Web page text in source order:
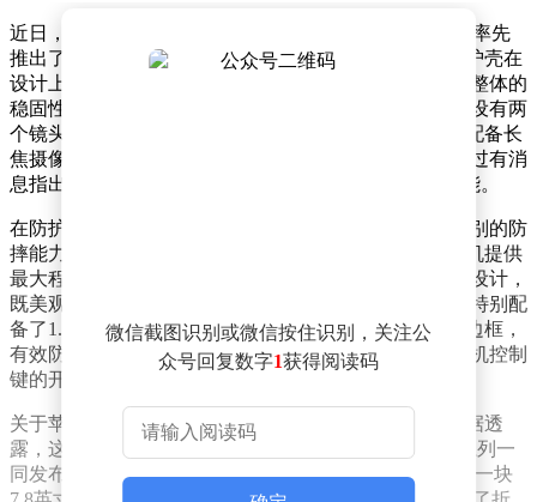
近日，配件市场传来新动态，知名配件制造商iFunSmart率先
推出了一款专为苹果折叠iPhone设计的保护壳。这款保护壳在
设计上独具匠心，采用了多段式卡扣结构，不仅增强了整体的
稳固性，还提升了使用的便捷性。其背部摄像头区域仅设有两
个镜头开孔，这一细节暗示了苹果折叠iPhone可能不会配备长
焦摄像头。保护壳上还预留了圆形磁吸组件的开孔，不过有消
息指出，内置磁体并不等同于苹果官方支持MagSafe功能。
在防护性能方面，这款保护壳堪称出色。它具备军规级别的防
摔能力，内置了N52磁体，确保在意外跌落时能够为手机提供
最大程度的保护。同时，保护壳采用了半透明磨砂质感设计，
既美观又实用。为了更好地保护摄像头和屏幕，保护壳特别配
备了1.5毫米凸起的摄像头保护边框和1毫米凸起的屏幕边框，
有效防止日常使用中的刮擦和碰撞。保护壳上还设有相机控制
键的开孔，方便用户快速操作相机功能。
关于苹果折叠iPhone的更多信息，此前已有不少爆料。据透
露，这款折叠手机预计将于2026年秋季与iPhone18 Pro系列一
同发布。在屏幕配置上，它将配备一块5.5英寸的外屏和一块
微信截图识别或微信按住识别，关注公
众号回复数字1获得阅读码